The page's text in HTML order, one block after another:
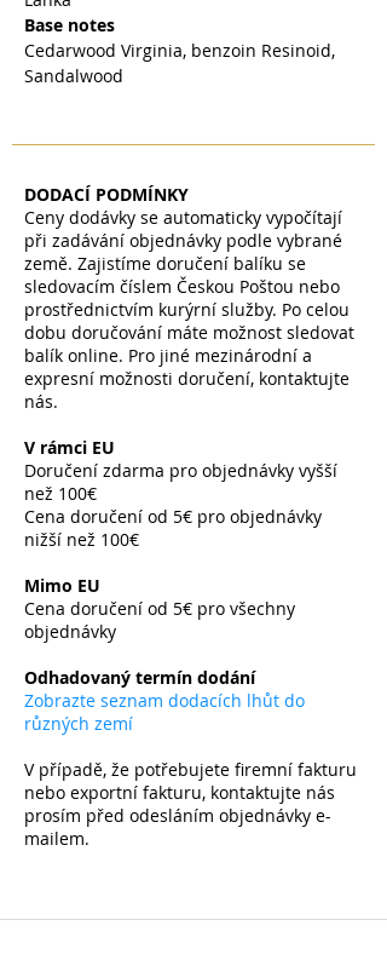
Base notes
Cedarwood Virginia, benzoin Resinoid,
Sandalwood
DODACÍ PODMÍNKY
Ceny dodávky se automaticky vypočítají
při zadávání objednávky podle vybrané
země. Zajistíme doručení balíku se
sledovacím číslem Českou Poštou nebo
prostřednictvím kurýrní služby. Po celou
dobu doručování máte možnost sledovat
balík online. Pro jiné mezinárodní a
expresní možnosti doručení, kontaktujte
nás.
V rámci EU
Doručení zdarma pro objednávky vyšší
než 100€
Cena doručení od 5€ pro objednávky
nižší než 100€
Mimo EU
Cena doručení od 5€ pro všechny
objednávky
Odhadovaný termín dodání
Zobrazte seznam dodacích lhůt do
různých zemí
V případě, že potřebujete firemní fakturu
nebo exportní fakturu, kontaktujte nás
prosím před odesláním objednávky e-
mailem.